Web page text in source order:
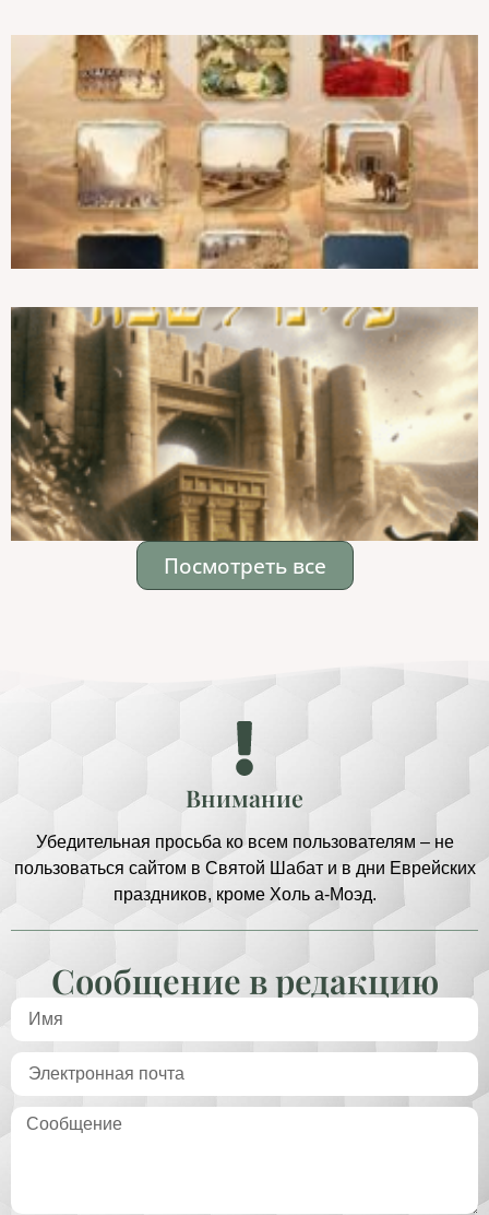
Посмотреть все
Внимание
Убедительная просьба ко всем пользователям – не
пользоваться сайтом в Святой Шабат и в дни Еврейских
праздников, кроме Холь а-Моэд.
Сообщение в редакцию